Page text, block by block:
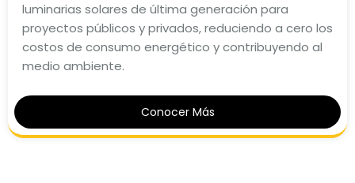
luminarias solares de última generación para
proyectos públicos y privados, reduciendo a cero los
costos de consumo energético y contribuyendo al
medio ambiente.
Conocer Más